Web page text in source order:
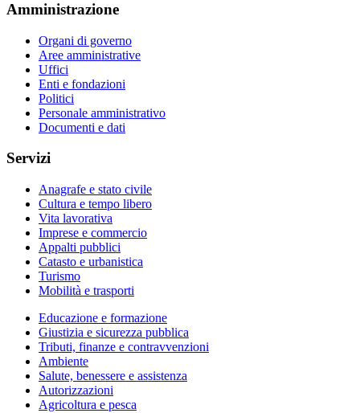
Amministrazione
Organi di governo
Aree amministrative
Uffici
Enti e fondazioni
Politici
Personale amministrativo
Documenti e dati
Servizi
Anagrafe e stato civile
Cultura e tempo libero
Vita lavorativa
Imprese e commercio
Appalti pubblici
Catasto e urbanistica
Turismo
Mobilità e trasporti
Educazione e formazione
Giustizia e sicurezza pubblica
Tributi, finanze e contravvenzioni
Ambiente
Salute, benessere e assistenza
Autorizzazioni
Agricoltura e pesca